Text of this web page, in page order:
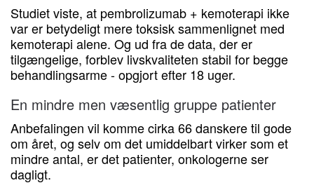
Studiet viste, at pembrolizumab + kemoterapi ikke
var er betydeligt mere toksisk sammenlignet med
kemoterapi alene. Og ud fra de data, der er
tilgængelige, forblev livskvaliteten stabil for begge
behandlingsarme - opgjort efter 18 uger.
En mindre men væsentlig gruppe patienter
Anbefalingen vil komme cirka 66 danskere til gode
om året, og selv om det umiddelbart virker som et
mindre antal, er det patienter, onkologerne ser
dagligt.